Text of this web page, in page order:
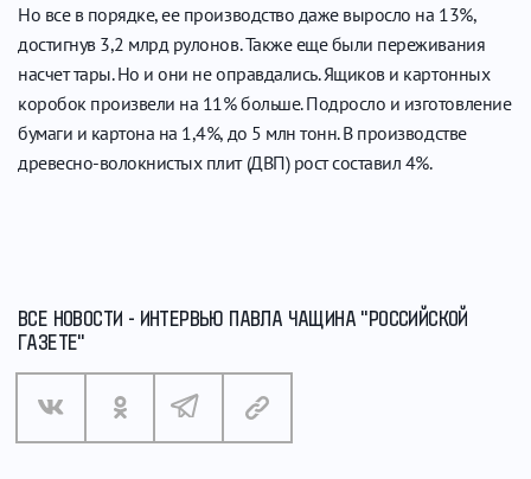
Но все в порядке, ее производство даже выросло на 13%,
достигнув 3,2 млрд рулонов. Также еще были переживания
насчет тары. Но и они не оправдались. Ящиков и картонных
коробок произвели на 11% больше. Подросло и изготовление
бумаги и картона на 1,4%, до 5 млн тонн. В производстве
древесно-волокнистых плит (ДВП) рост составил 4%.
ВСЕ НОВОСТИ - ИНТЕРВЬЮ ПАВЛА ЧАЩИНА "РОССИЙСКОЙ
ГАЗЕТЕ"